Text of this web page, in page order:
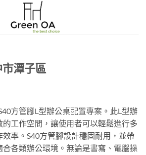
潭子區
方管腳L型辦公桌配置專案。此L型辦
工作空間，讓使用者可以輕鬆進行多
率。S40方管腳設計穩固耐用，並帶
合各類辦公環境。無論是書寫、電腦操